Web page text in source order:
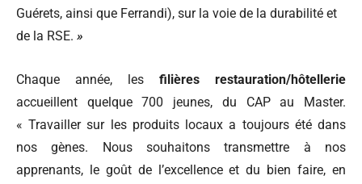
Guérets, ainsi que Ferrandi), sur la voie de la durabilité et
de la RSE. »
Chaque année, les filières restauration/hôtellerie
accueillent quelque 700 jeunes, du CAP au Master.
« Travailler sur les produits locaux a toujours été dans
nos gènes. Nous souhaitons transmettre à nos
apprenants, le goût de l’excellence et du bien faire, en